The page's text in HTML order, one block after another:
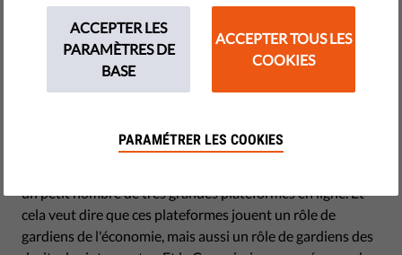
Des ONG de défense des droits humains et droits numériques
ont publié une déclaration commune dans laquelle elles
exhortent la Commission européenne à faire des droits
humains une priorité pour les grandes plateformes en ligne.
un petit nombre de très grandes plateformes en ligne. Et
cela veut dire que ces plateformes jouent un rôle de
gardiens de l'économie, mais aussi un rôle de gardiens des
ACCEPTER LES
PARAMÈTRES DE
BASE
ACCEPTER TOUS LES
COOKIES
PARAMÉTRER LES COOKIES